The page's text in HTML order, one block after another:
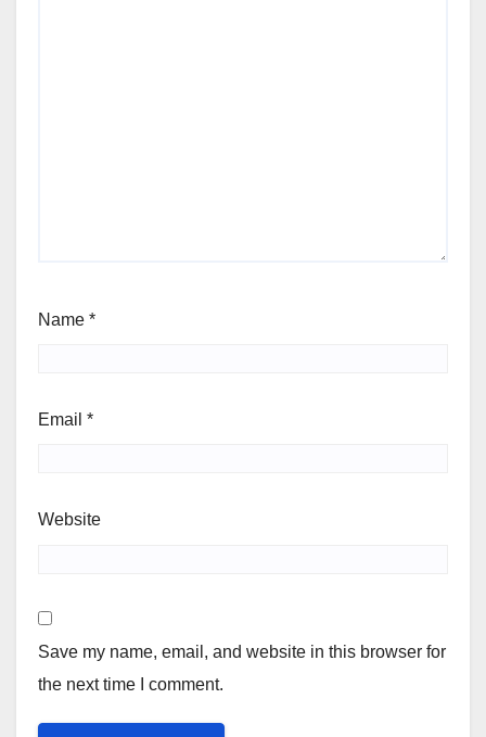
Name *
Email *
Website
Save my name, email, and website in this browser for
the next time I comment.